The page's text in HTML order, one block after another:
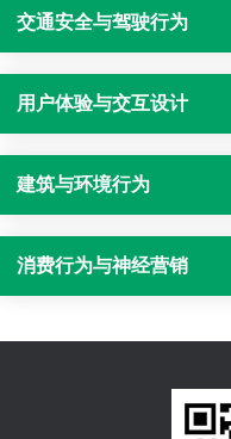
交通安全与驾驶行为
用户体验与交互设计
建筑与环境行为
消费行为与神经营销